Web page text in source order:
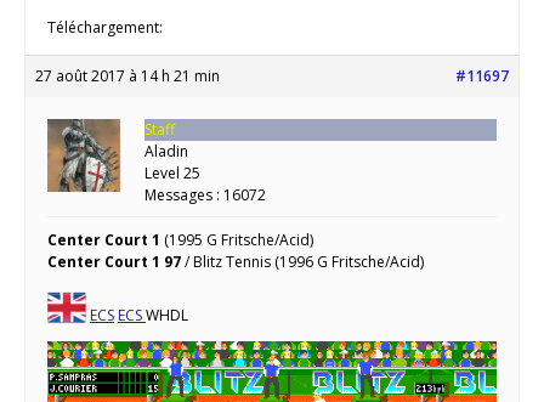
Téléchargement:
27 août 2017 à 14 h 21 min #11697
Staff
Aladin
Level 25
Messages : 16072
Center Court 1 (1995 G Fritsche/Acid)
Center Court 1 97/ Blitz Tennis (1996 G Fritsche/Acid)
ECS ECSWHDL